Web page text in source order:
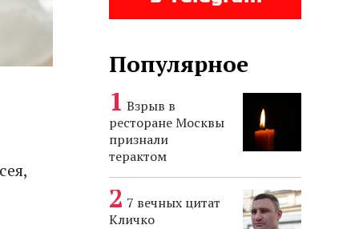
Популярное
Взрыв в
ресторане Москвы
признали
терактом
7 вечных цитат
Кличко